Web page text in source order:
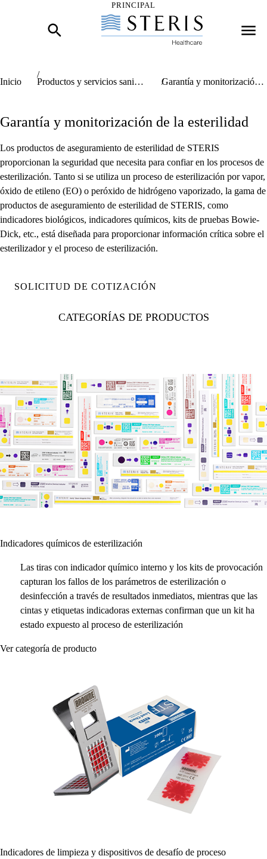
PRINCIPAL
Inicio
Productos y servicios sanitarios de STERIS Garantía y monitorización de la esterilidad
Garantía y monitorización de la esterilidad
Los productos de aseguramiento de esterilidad de STERIS
proporcionan la seguridad que necesita para confiar en los procesos de
esterilización. Tanto si se utiliza un proceso de esterilización por vapor,
óxido de etileno (EO) o peróxido de hidrógeno vaporizado, la gama de
productos de aseguramiento de esterilidad de STERIS, como
indicadores biológicos, indicadores químicos, kits de pruebas Bowie-
Dick, etc., está diseñada para proporcionar información crítica sobre el
esterilizador y el proceso de esterilización.
SOLICITUD DE COTIZACIÓN
CATEGORÍAS DE PRODUCTOS
Indicadores químicos de esterilización
Las tiras con indicador químico interno y los kits de provocación
capturan los fallos de los parámetros de esterilización o
desinfección a través de resultados inmediatos, mientras que las
cintas y etiquetas indicadoras externas confirman que un kit ha
estado expuesto al proceso de esterilización
Ver categoría de producto
Indicadores de limpieza y dispositivos de desafío de proceso